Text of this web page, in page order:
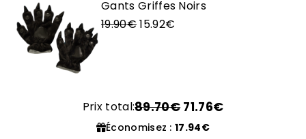
était :
24.90€.
est :
Gants Griffes Noirs
19.90€Le
15.92€
Prix total:89.70€ 71.76€
Économisez :17.94€